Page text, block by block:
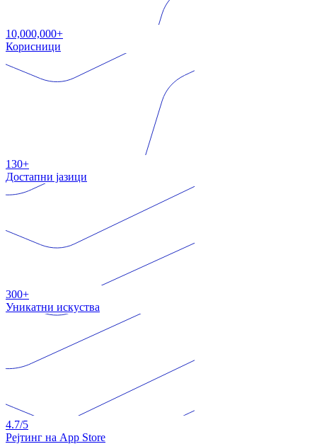
10,000,000+
Корисници
130+
Достапни јазици
300+
Уникатни искуства
4.7/5
Рејтинг на App Store